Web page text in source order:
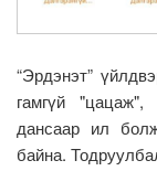
“Эрдэнэт”
гамгүй
дансаар ил
байна.